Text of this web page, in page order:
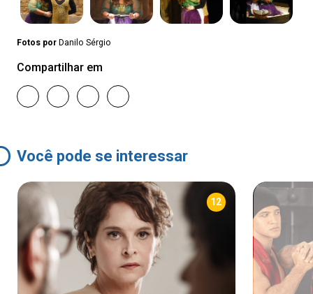
Fotos por Danilo Sérgio
Compartilhar em
Você pode se interessar
12